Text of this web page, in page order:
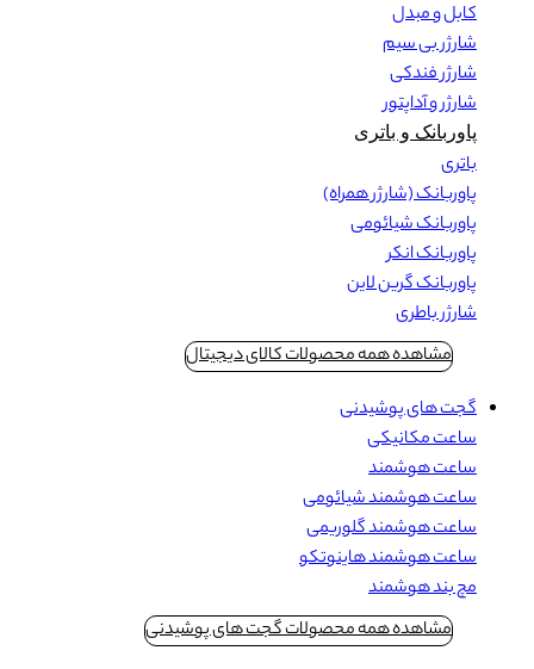
کابل و مبدل
شارژر بی سیم
شارژر فندکی
شارژر و آداپتور
پاوربانک و باتری
باتری
پاوربانک (شارژر همراه)
پاوربانک شیائومی
پاوربانک انکر
پاوربانک گرین لاین
شارژر باطری
مشاهده همه محصولات کالای دیجیتال
گجت های پوشیدنی
ساعت مکانیکی
ساعت هوشمند
ساعت هوشمند شیائومی
ساعت هوشمند گلوریمی
ساعت هوشمند هاینوتکو
مچ بند هوشمند
مشاهده همه محصولات گجت های پوشیدنی